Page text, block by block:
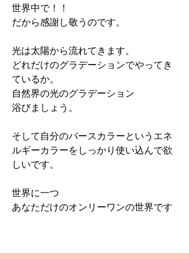
世界中で！！
だから感謝し敬うのです。
光は太陽から流れてきます。
どれだけのグラデーションでやってき
ているか。
自然界の光のグラデーション
浴びましょう。
そして自分のバースカラーというエネ
ルギーカラーをしっかり使い込んで欲
しいです。
世界に一つ
あなただけのオンリーワンの世界です